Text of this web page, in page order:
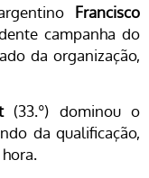
Francisco
campanha do
da organização,
(33.º) dominou o
da qualificação,